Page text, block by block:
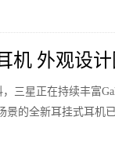
机 外观设
三星正在持续丰富
的全新耳挂式耳机